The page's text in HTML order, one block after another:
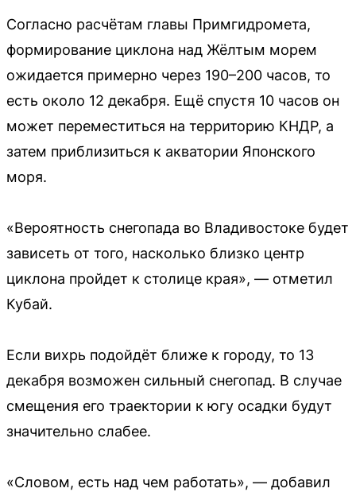
Согласно расчётам главы Примгидромета,
формирование циклона над Жёлтым морем
ожидается примерно через 190–200 часов, то
есть около 12 декабря. Ещё спустя 10 часов он
может переместиться на территорию КНДР, а
затем приблизиться к акватории Японского
моря.
«Вероятность снегопада во Владивостоке будет
зависеть от того, насколько близко центр
циклона пройдет к столице края», — отметил
Кубай.
Если вихрь подойдёт ближе к городу, то 13
декабря возможен сильный снегопад. В случае
смещения его траектории к югу осадки будут
значительно слабее.
«Словом, есть над чем работать», — добавил